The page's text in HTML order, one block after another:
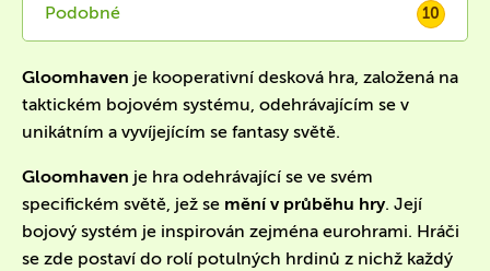
Podobné 10
Gloomhaven je kooperativní desková hra, založená na
taktickém bojovém systému, odehrávajícím se v
unikátním a vyvíjejícím se fantasy světě.
Gloomhaven je hra odehrávající se ve svém
specifickém světě, jež se mění v průběhu hry. Její
bojový systém je inspirován zejména eurohrami. Hráči
se zde postaví do rolí potulných hrdinů z nichž každý